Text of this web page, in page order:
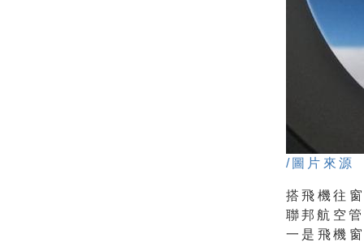
/圖片來源
搭飛機往
聯邦航空
一是飛機